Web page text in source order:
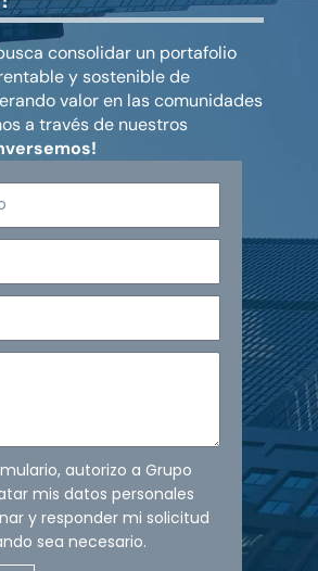
consolidar un portafolio
y sostenible de
valor en las comunidades
a través de nuestros
autorizo a Grupo
mis datos personales
y responder mi solicitud
sea necesario.